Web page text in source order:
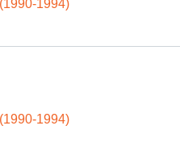
1994)
1994)